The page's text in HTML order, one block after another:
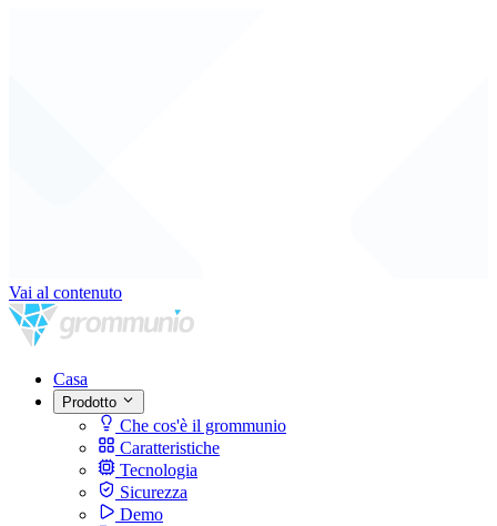
Vai al contenuto
Casa
Prodotto
Che cos'è il grommunio
Caratteristiche
Tecnologia
Sicurezza
Demo